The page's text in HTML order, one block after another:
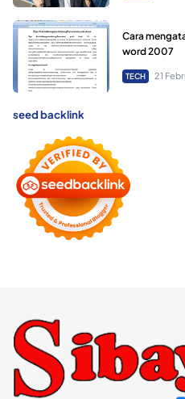
Cara
word 2007
TECH 21
seed backlink